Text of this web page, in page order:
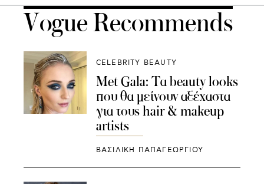
Vogue Recommends
CELEBRITY BEAUTY
Met Gala: Tα beauty looks
που θα μείνουν αξέχαστα
για τους hair & makeup
artists
ΒΑΣΙΛΙΚΗ ΠΑΠΑΓΕΩΡΓΙΟΥ